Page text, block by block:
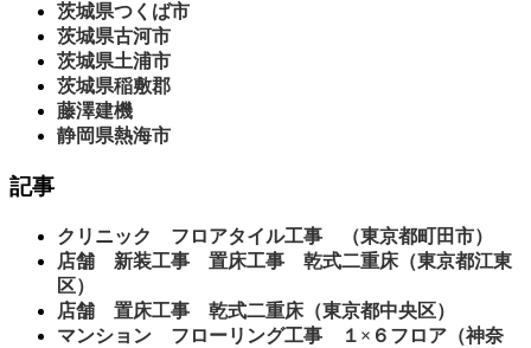
茨城県つくば市
茨城県古河市
茨城県土浦市
茨城県稲敷郡
藤澤建機
静岡県熱海市
記事
クリニック フロアタイル工事 （東京都町田市）
店舗 新装工事 置床工事 乾式二重床（東京都江東
区）
店舗 置床工事 乾式二重床（東京都中央区）
マンション フローリング工事 １×６フロア（神奈